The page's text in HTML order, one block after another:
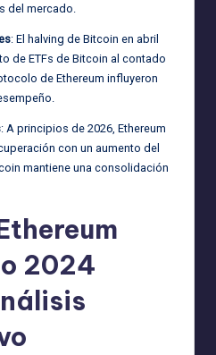
del mercado.
: El halving de Bitcoin en abril
de ETFs de Bitcoin al contado
de Ethereum influyeron
: A principios de 2026, Ethereum
con un aumento del
mantiene una consolidación
2024